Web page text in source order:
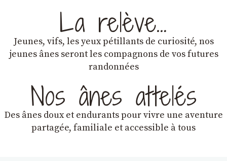
La relève…
Jeunes, vifs, les yeux pétillants de curiosité, nos
jeunes ânes seront les compagnons de vos futures
randonnées
Nos ânes attelés
Des ânes doux et endurantspour vivre une aventure
partagée, familiale et accessible à tous